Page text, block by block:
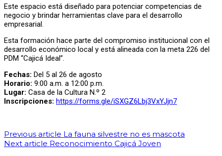
Este espacio está diseñado para potenciar competencias de
negocio y brindar herramientas clave para el desarrollo
empresarial.
Esta formación hace parte del compromiso institucional con el
desarrollo económico local y está alineada con la meta 226 del
PDM “Cajicá Ideal”.
Fechas: Del 5 al 26 de agosto
Horario: 9:00 a.m. a 12:00 p.m.
Lugar: Casa de la Cultura N.º 2
Inscripciones: https://forms.gle/iSXGZ6Lbj3VxYJjn7
Previous article La fauna silvestre no es mascota
Next article Reconocimiento Cajicá Joven